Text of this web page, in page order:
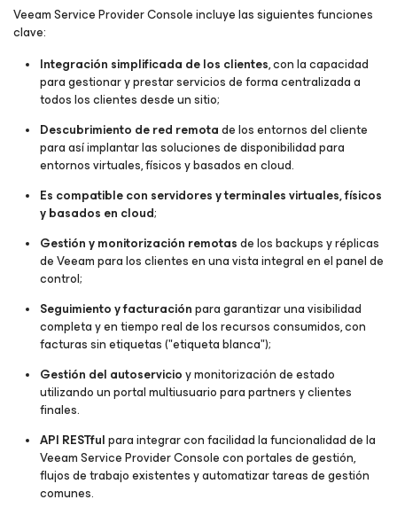
Veeam Service Provider Console incluye las siguientes funciones
clave:
Integración simplificada de los clientes, con la capacidad
para gestionar y prestar servicios de forma centralizada a
todos los clientes desde un sitio;
Descubrimiento de red remotade los entornos del cliente
para así implantar las soluciones de disponibilidad para
entornos virtuales, físicos y basados en cloud.
Es compatible con servidores y terminales virtuales, físicos
y basados en cloud;
Gestión y monitorización remotasde los backups y réplicas
de Veeam para los clientes en una vista integral en el panel de
control;
Seguimiento y facturaciónpara garantizar una visibilidad
completa y en tiempo real de los recursos consumidos, con
facturas sin etiquetas ("etiqueta blanca");
Gestión del autoservicioy monitorización de estado
utilizando un portal multiusuario para partners y clientes
finales.
API RESTfulpara integrar con facilidad la funcionalidad de la
Veeam Service Provider Console con portales de gestión,
flujos de trabajo existentes y automatizar tareas de gestión
comunes.